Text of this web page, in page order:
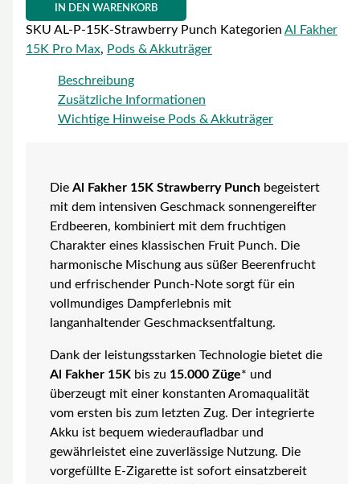
IN DEN WARENKORB
SKU AL-P-15K-Strawberry Punch Kategorien Al Fakher
15K Pro Max, Pods & Akkuträger
Beschreibung
Zusätzliche Informationen
Wichtige Hinweise Pods & Akkuträger
Die Al Fakher 15K Strawberry Punchbegeistert
mit dem intensiven Geschmack sonnengereifter
Erdbeeren, kombiniert mit dem fruchtigen
Charakter eines klassischen Fruit Punch. Die
harmonische Mischung aus süßer Beerenfrucht
und erfrischender Punch-Note sorgt für ein
vollmundiges Dampferlebnis mit
langanhaltender Geschmacksentfaltung.
Dank der leistungsstarken Technologie bietet die
Al Fakher 15K bis zu 15.000 Züge* und
überzeugt mit einer konstanten Aromaqualität
vom ersten bis zum letzten Zug. Der integrierte
Akku ist bequem wiederaufladbar und
gewährleistet eine zuverlässige Nutzung. Die
vorgefüllte E-Zigarette ist sofort einsatzbereit